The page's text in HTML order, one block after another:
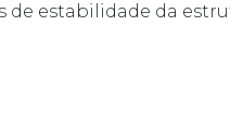
de estabilidade da